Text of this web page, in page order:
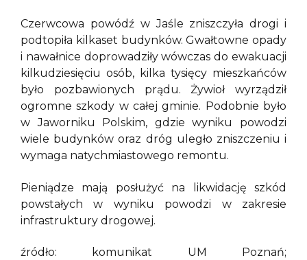
Czerwcowa powódź w Jaśle zniszczyła drogi i
podtopiła kilkaset budynków. Gwałtowne opady
i nawałnice doprowadziły wówczas do ewakuacji
kilkudziesięciu osób, kilka tysięcy mieszkańców
było pozbawionych prądu. Żywioł wyrządził
ogromne szkody w całej gminie. Podobnie było
w Jaworniku Polskim, gdzie wyniku powodzi
wiele budynków oraz dróg uległo zniszczeniu i
wymaga natychmiastowego remontu.
Pieniądze mają posłużyć na likwidację szkód
powstałych w wyniku powodzi w zakresie
infrastruktury drogowej.
źródło: komunikat UM Poznań;